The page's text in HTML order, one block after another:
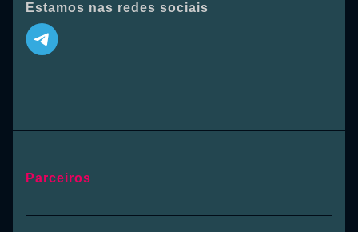
Estamos nas redes sociais
Parceiros